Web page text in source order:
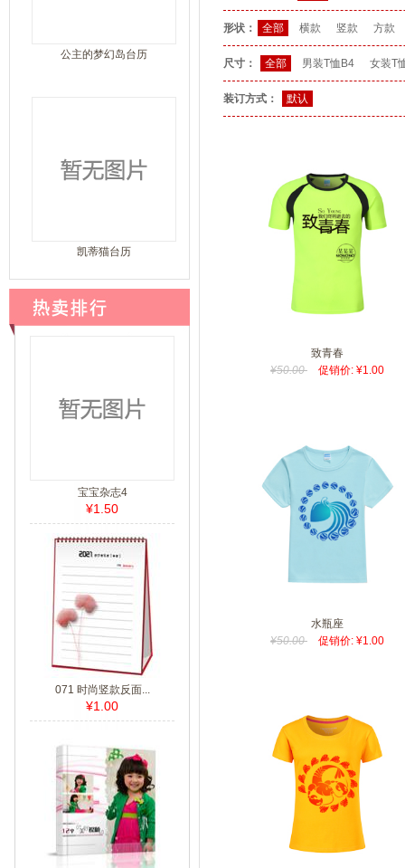
公主的梦幻岛台历
凯蒂猫台历
宝宝杂志4
¥1.50
071 时尚竖款反面...
¥1.00
形状： 全部 横款 竖款 方款
尺寸： 全部 男装T恤B4 女装T
装订方式： 默认
致青春
¥50.00 促销价: ¥1.00
水瓶座
¥50.00 促销价: ¥1.00